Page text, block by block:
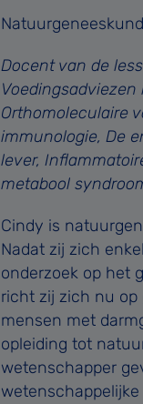
Docent van de
Orthomoleculaire
immunologie, De
lever,
metabool
Cindy is
Nadat zij zich
onderzoek op het
richt zij zich nu
mensen met
opleiding tot
wetenschapper